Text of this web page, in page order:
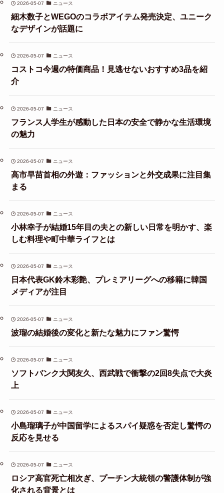
2026-05-07 ニュース
細木数子とWEGOのコラボアイテム発売決定、ユニーク
なデザインが話題に
2026-05-07 ニュース
コストコ今週の特価商品！見逃せないおすすめ3品を紹
介
2026-05-07 ニュース
フランス人学生が感動した日本の安全で静かな生活環境
の魅力
2026-05-07 ニュース
高市早苗首相の外遊：ファッションと外交成果に注目集
まる
2026-05-07 ニュース
小林幸子が結婚15年目の夫との新しい日常を明かす、楽
しむ料理や町中華ライフとは
2026-05-07 ニュース
日本代表GK鈴木彩艶、プレミアリーグへの移籍に韓国
メディアが注目
2026-05-07 ニュース
波瑠の結婚後の変化と新たな魅力にファン驚愕
2026-05-07 ニュース
ソフトバンク大関友久、西武戦で衝撃の2回8失点で大炎
上
2026-05-07 ニュース
小島瑠璃子が中国留学によるスパイ疑惑を否定し驚愕の
反応を見せる
2026-05-07 ニュース
ロシア高官死亡相次ぎ、プーチン大統領の警護体制が強
化される背景とは